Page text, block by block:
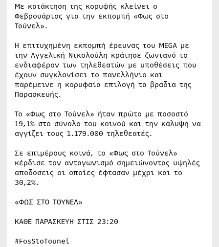
Με κατάκτηση της κορυφής κλείνει ο
Φεβρουάριος για την εκπομπή «Φως στο
Τούνελ».
Η επιτυχημένη εκπομπή έρευνας του MEGA με
την Αγγελική Νικολούλη κράτησε ζωντανό το
ενδιαφέρον των τηλεθεατών με υποθέσεις που
έχουν συγκλονίσει το πανελλήνιο και
παρέμεινε η κορυφαία επιλογή τα βράδια της
Παρασκευής.
Το «Φως στο Τούνελ» ήταν πρώτο με ποσοστό
19,1% στο σύνολο του κοινού και την κάλυψη να
αγγίζει τους 1.179.000 τηλεθεατές.
Σε επιμέρους κοινά, το «Φως στο Τούνελ»
κέρδισε τον ανταγωνισμό σημειώνοντας υψηλές
αποδόσεις οι οποίες έφτασαν μέχρι και το
30,2%.
«ΦΩΣ ΣΤΟ ΤΟΥΝΕΛ»
ΚΑΘΕ ΠΑΡΑΣΚΕΥΗ ΣΤΙΣ 23:20
#FosStoTounel